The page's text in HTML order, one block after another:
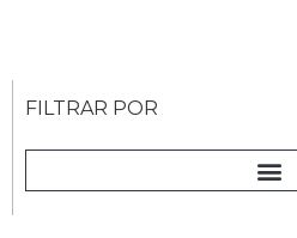
FILTRAR POR